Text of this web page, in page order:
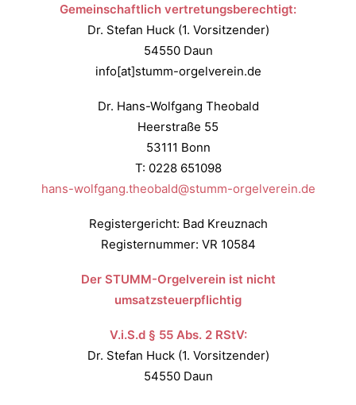
Gemeinschaftlich vertretungsberechtigt:
Dr. Stefan Huck (1. Vorsitzender)
54550 Daun
info[at]stumm-orgelverein.de
Dr. Hans-Wolfgang Theobald
Heerstraße 55
53111 Bonn
T: 0228 651098
hans-wolfgang.theobald@stumm-orgelverein.de
Registergericht: Bad Kreuznach
Registernummer: VR 10584
Der STUMM-Orgelverein ist nicht
umsatzsteuerpflichtig
V.i.S.d § 55 Abs. 2 RStV:
Dr. Stefan Huck (1. Vorsitzender)
54550 Daun